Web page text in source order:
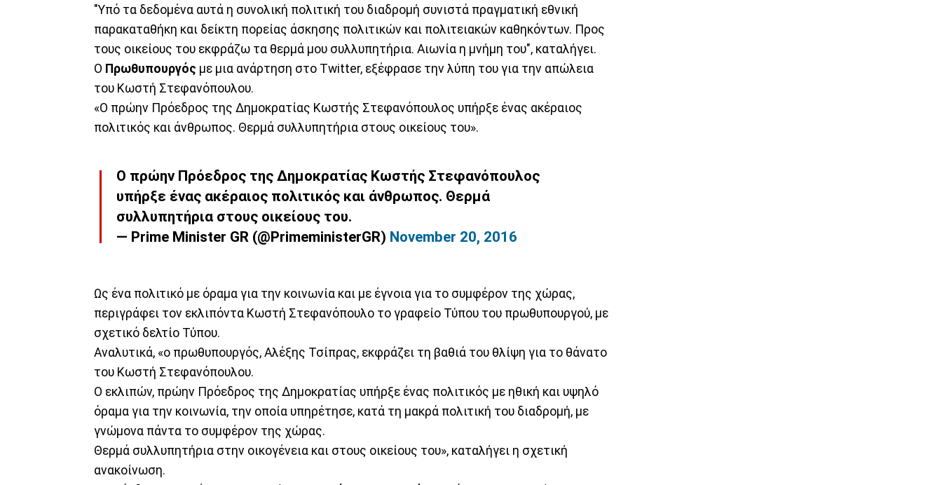
"Υπό τα δεδομένα αυτά η συνολική πολιτική του διαδρομή συνιστά πραγματική εθνική
παρακαταθήκη και δείκτη πορείας άσκησης πολιτικών και πολιτειακών καθηκόντων. Προς
τους οικείους του εκφράζω τα θερμά μου συλλυπητήρια. Αιωνία η μνήμη του", καταλήγει.
Ο Πρωθυπουργός με μια ανάρτηση στο Twitter, εξέφρασε την λύπη του για την απώλεια
του Κωστή Στεφανόπουλου.
«Ο πρώην Πρόεδρος της Δημοκρατίας Κωστής Στεφανόπουλος υπήρξε ένας ακέραιος
πολιτικός και άνθρωπος. Θερμά συλλυπητήρια στους οικείους του».
Ο πρώην Πρόεδρος της Δημοκρατίας Κωστής Στεφανόπουλος
υπήρξε ένας ακέραιος πολιτικός και άνθρωπος. Θερμά
συλλυπητήρια στους οικείους του.
— Prime Minister GR (@PrimeministerGR) November 20, 2016
Ως ένα πολιτικό με όραμα για την κοινωνία και με έγνοια για το συμφέρον της χώρας,
περιγράφει τον εκλιπόντα Κωστή Στεφανόπουλο το γραφείο Τύπου του πρωθυπουργού, με
σχετικό δελτίο Τύπου.
Αναλυτικά, «ο πρωθυπουργός, Αλέξης Τσίπρας, εκφράζει τη βαθιά του θλίψη για το θάνατο
του Κωστή Στεφανόπουλου.
Ο εκλιπών, πρώην Πρόεδρος της Δημοκρατίας υπήρξε ένας πολιτικός με ηθική και υψηλό
όραμα για την κοινωνία, την οποία υπηρέτησε, κατά τη μακρά πολιτική του διαδρομή, με
γνώμονα πάντα το συμφέρον της χώρας.
Θερμά συλλυπητήρια στην οικογένεια και στους οικείους του», καταλήγει η σχετική
ανακοίνωση.